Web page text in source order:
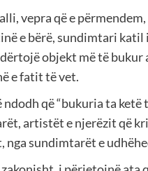
vepra që e
e bërë, sundimtari katil
objekt më të bukur
e fatit të vet.
ndodh që “bukuria ta ketë
artistët e njerëzit që
nga sundimtarët e